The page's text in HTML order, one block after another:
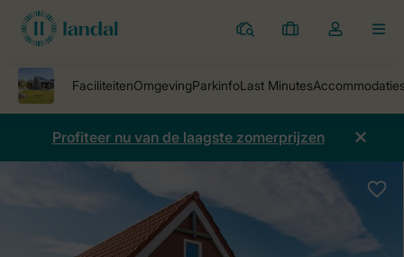
Parken
Mijn
Open
mijn
account
Profiteer nu van de laagste zomerprijzen